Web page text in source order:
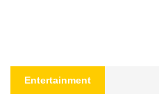
Entertainment